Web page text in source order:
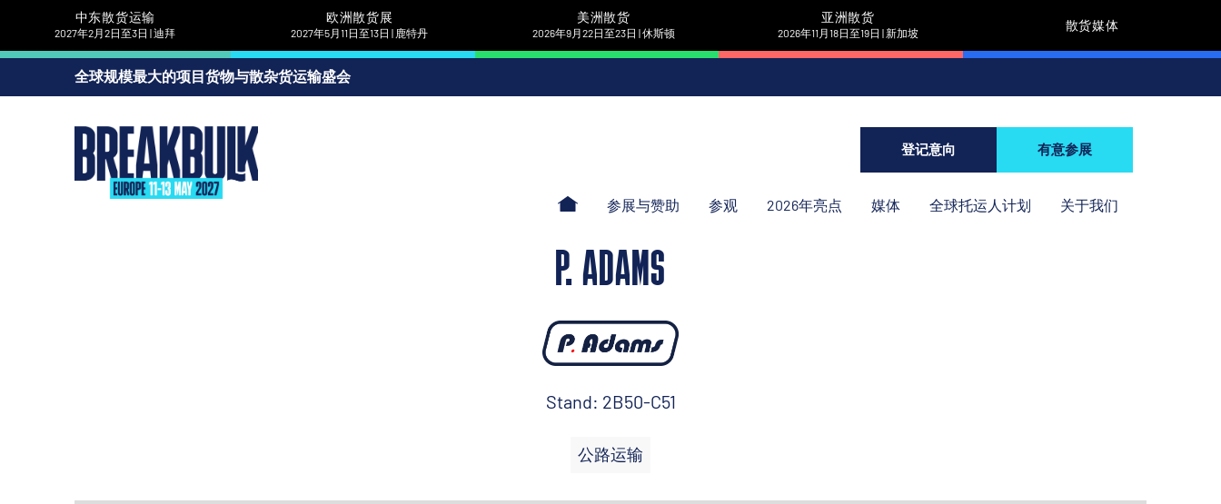
中东散货运输
2027年2月2日至3日 | 迪拜
欧洲散货展
2027年5月11日至13日 | 鹿特丹
美洲散货
2026年9月22日至23日 | 休斯顿
亚洲散货
2026年11月18日至19日 | 新加坡
散货媒体
全球规模最大的项目货物与散杂货运输盛会
登记意向 有意参展
参展与赞助 参观 2026年亮点 媒体 全球托运人计划 关于我们
P. ADAMS
Stand: 2B50-C51
公路运输